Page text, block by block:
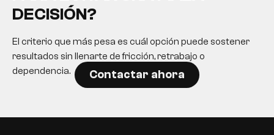
DECISIÓN?
El criterio que más pesa es cuál opción puede sostener
resultados sin llenarte de fricción, retrabajo o
dependencia.
Contactar ahora